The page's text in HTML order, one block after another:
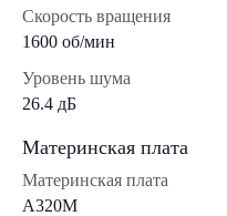
Скорость вращения
1600 об/мин
Уровень шума
26.4 дБ
Материнская плата
Материнская плата
A320M